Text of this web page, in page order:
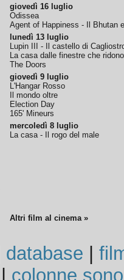
giovedì 16 luglio
Odissea
Agent of Happiness - Il Bhutan
lunedì 13 luglio
Lupin III - Il castello di
La casa dalle finestre che ridono
The Doors
giovedì 9 luglio
L'Hangar Rosso
Il mondo oltre
Election Day
165' Mineurs
mercoledì 8 luglio
La casa - Il rogo del male
Altri film al cinema »
database
colonne